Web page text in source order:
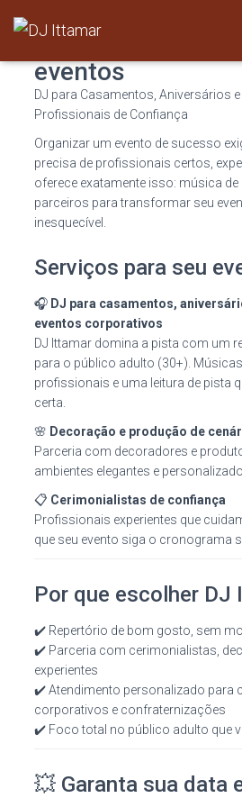
Assessoria e
eventos
DJ para Casamentos, Aniversários
Profissionais de Confiança
Organizar um evento de sucesso
precisa de profissionais certos,
oferece exatamente isso: música de
parceiros para transformar seu
inesquecível.
Serviços para seu
🎧 DJ para casamentos,
eventos corporativos
DJ Ittamar domina a pista com um
para o público adulto (30+).
profissionais e uma leitura de pista
certa.
🌸 Decoração e produção de
Parceria com decoradores e
ambientes elegantes e
📋 Cerimonialistas de confiança
Profissionais experientes que
que seu evento siga o cronograma
Por que escolher DJ
✔️ Repertório de bom gosto, sem
✔️ Parceria com cerimonialistas,
experientes
✔️ Atendimento personalizado para
corporativos e confraternizações
✔️ Foco total no público adulto que
💥 Garanta sua data